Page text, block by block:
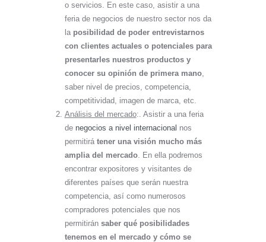
o servicios. En este caso, asistir a una
feria de negocios de nuestro sector nos da
la posibilidad de poder entrevistarnos
con clientes actuales o potenciales para
presentarles nuestros productos y
conocer su opinión de primera mano,
saber nivel de precios, competencia,
competitividad, imagen de marca, etc.
Análisis del mercado:. Asistir a una feria
de negocios a nivel internacional nos
permitirá tener una visión mucho más
amplia del mercado. En ella podremos
encontrar expositores y visitantes de
diferentes países que serán nuestra
competencia, así como numerosos
compradores potenciales que nos
permitirán saber qué posibilidades
tenemos en el mercado y cómo se